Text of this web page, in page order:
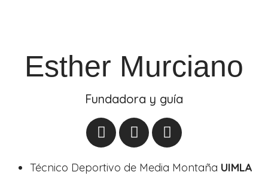
Esther Murciano
Fundadora y guía
Técnico Deportivo de Media Montaña UIMLA